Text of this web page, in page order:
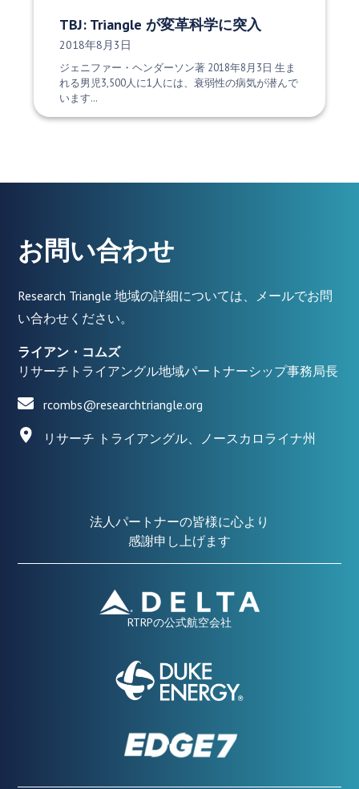
TBJ: Triangle が変革科学に突入
発行日:
2018年8月3日
ジェニファー・ヘンダーソン著 2018年8月3日 生ま
れる男児3,500人に1人には、衰弱性の病気が潜んで
います…
お問い合わせ
Research Triangle 地域の詳細については、メールでお問
い合わせください。
ライアン・コムズ
リサーチトライアングル地域パートナーシップ事務局長
rcombs@researchtriangle.org
リサーチ トライアングル、ノースカロライナ州
法人パートナーの皆様に心より
感謝申し上げます
RTRPの公式航空会社